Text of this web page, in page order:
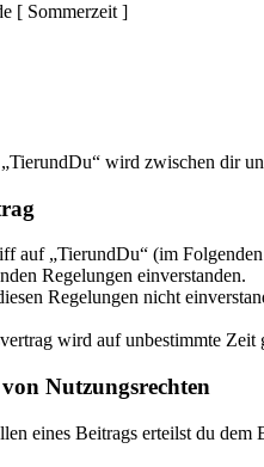
[ Sommerzeit ]
wird zwischen dir
auf „TierundDu“ (im
Regelungen einverstanden.
Regelungen nicht
wird auf unbestimmte Zeit
Nutzungsrechten
eines Beitrags erteilst du dem